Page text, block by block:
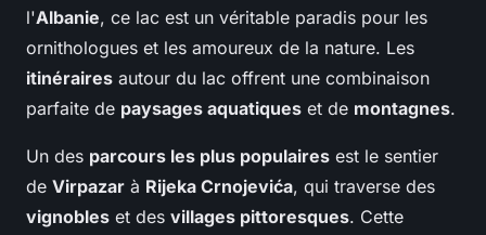
l'Albanie, ce lac est un véritable paradis pour les
ornithologues et les amoureux de la nature. Les
itinéraires autour du lac offrent une combinaison
parfaite de paysages aquatiques et de montagnes.
Un des parcours les plus populaires est le sentier
de Virpazar à Rijeka Crnojevića, qui traverse des
vignobles et des villages pittoresques. Cette